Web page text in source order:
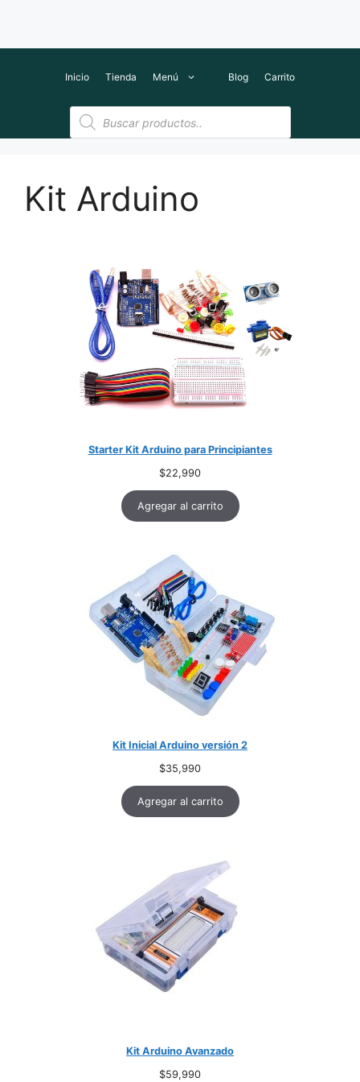
Inicio Tienda Menú Blog Carrito
Búsqueda
de
productos
Kit Arduino
Starter Kit Arduino para Principiantes
$22,990
Agregar al carrito
Kit Inicial Arduino versión 2
$35,990
Agregar al carrito
Kit Arduino Avanzado
$59,990